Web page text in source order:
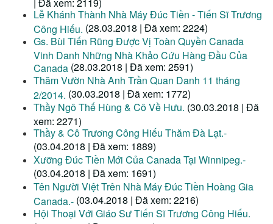
Lễ Khánh Thành Nhà Máy Đúc Tiền - Tiến Sĩ Trương
Công Hiếu. (28.03.2018 | Đã xem: 2224)
Gs. Bùi Tiến Rũng Được Vị Toàn Quyền Canada
Vinh Danh Những Nhà Khảo Cứu Hàng Đầu Của
Canada (28.03.2018 | Đã xem: 2591)
Thăm Vườn Nhà Anh Trần Quan Danh 11 tháng
2/2014. (30.03.2018 | Đã xem: 1772)
Thầy Ngô Thế Hùng & Cô Về Hưu. (30.03.2018 | Đã
xem: 2271)
Thầy & Cô Trương Công Hiếu Thăm Đà Lạt.-
(03.04.2018 | Đã xem: 1889)
Xưỡng Đúc Tiền Mới Của Canada Tại Winnipeg.-
(03.04.2018 | Đã xem: 1691)
Tên Người Việt Trên Nhà Máy Đúc Tiền Hoàng Gia
Canada.- (03.04.2018 | Đã xem: 2216)
Hội Thoại Với Giáo Sư Tiến Sĩ Trương Công Hiếu.